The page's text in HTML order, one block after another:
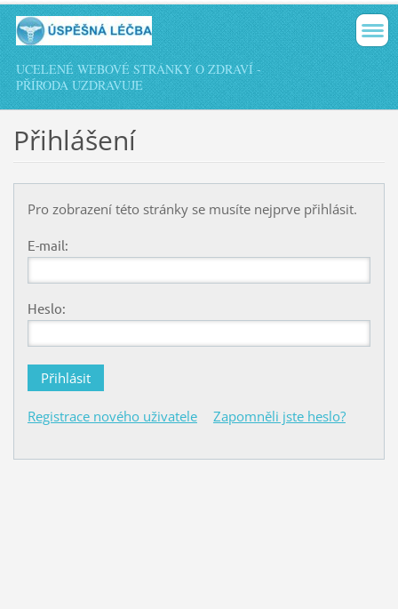
UCELENÉ WEBOVÉ STRÁNKY O ZDRAVÍ -
PŘÍRODA UZDRAVUJE
Přihlášení
Pro zobrazení této stránky se musíte nejprve přihlásit.
E-mail:
Heslo:
Registrace nového uživatele Zapomněli jste heslo?